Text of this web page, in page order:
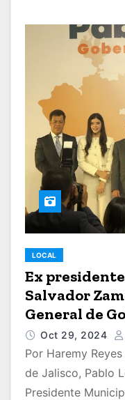
LOCAL
Ex
Salvador
General de
Oct 29, 2024
Por Haremy
de Jalisco, Pablo
Presidente